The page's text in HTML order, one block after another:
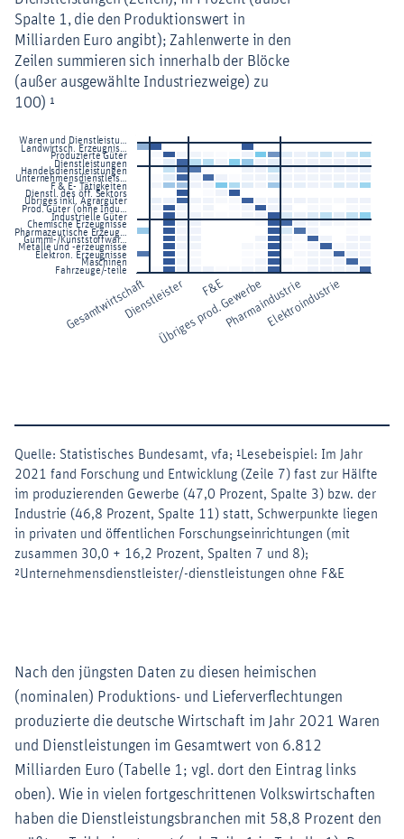
Nach den jüngsten Daten zu diesen heimischen
(nominalen) Produktions- und Lieferverflechtungen
produzierte die deutsche Wirtschaft im Jahr 2021 Waren
und Dienstleistungen im Gesamtwert von 6.812
Milliarden Euro (Tabelle 1; vgl. dort den Eintrag links
oben). Wie in vielen fortgeschrittenen Volkswirtschaften
haben die Dienstleistungsbranchen mit 58,8 Prozent den